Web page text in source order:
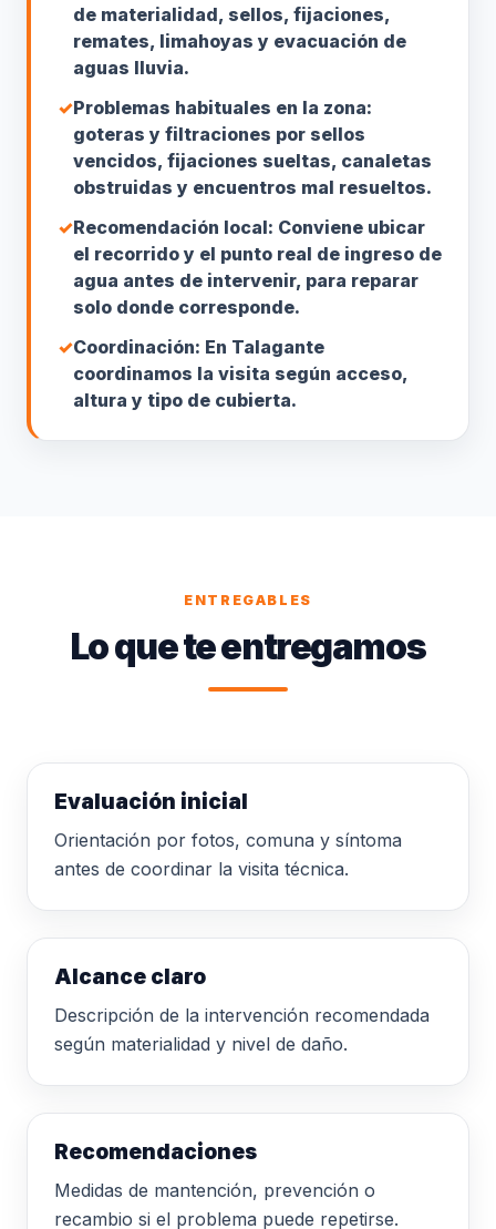
de materialidad, sellos, fijaciones,
remates, limahoyas y evacuación de
aguas lluvia.
✓Problemas habituales en la zona:
goteras y filtraciones por sellos
vencidos, fijaciones sueltas, canaletas
obstruidas y encuentros mal resueltos.
✓Recomendación local: Conviene ubicar
el recorrido y el punto real de ingreso de
agua antes de intervenir, para reparar
solo donde corresponde.
✓Coordinación: En Talagante
coordinamos la visita según acceso,
altura y tipo de cubierta.
ENTREGABLES
Lo que te entregamos
Evaluación inicial
Orientación por fotos, comuna y síntoma
antes de coordinar la visita técnica.
Alcance claro
Descripción de la intervención recomendada
según materialidad y nivel de daño.
Recomendaciones
Medidas de mantención, prevención o
recambio si el problema puede repetirse.